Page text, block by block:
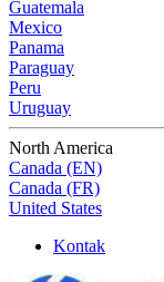
Guatemala
Mexico
Panama
Paraguay
Peru
Uruguay
North America
Canada (EN)
Canada (FR)
United States
Kontak